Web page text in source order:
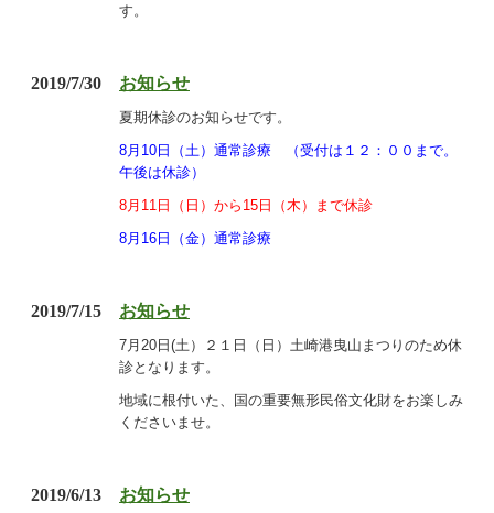
す。
2019/7/30 お知らせ
夏期休診のお知らせです。
8月10日（土）通常診療 （受付は１２：００まで。
午後は休診）
8月11日（日）から15日（木）まで休診
8月16日（金）通常診療
2019/7/15 お知らせ
7月20日(土）２１日（日）土崎港曳山まつりのため休
診となります。
地域に根付いた、国の重要無形民俗文化財をお楽しみ
くださいませ。
2019/6/13 お知らせ